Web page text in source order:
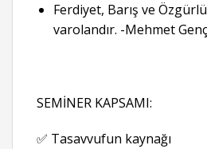
Ferdiyet, Barış ve
varolandır. -Mehmet Genç
SEMİNER KAPSAMI:
✅ Tasavvufun kaynağı